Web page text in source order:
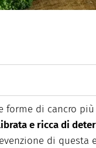
dal 2017
di scrittura
del settore
forme di cancro
e ricca di
di questa